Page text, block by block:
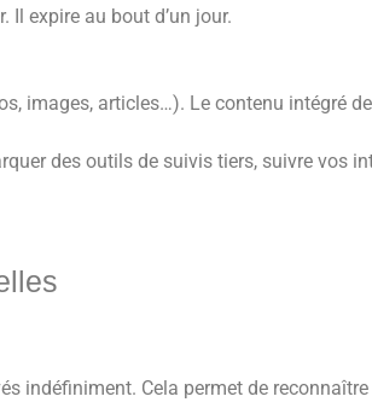
Il expire au bout d’un jour.
images, articles…). Le contenu intégré
des outils de suivis tiers, suivre vos
indéfiniment. Cela permet de